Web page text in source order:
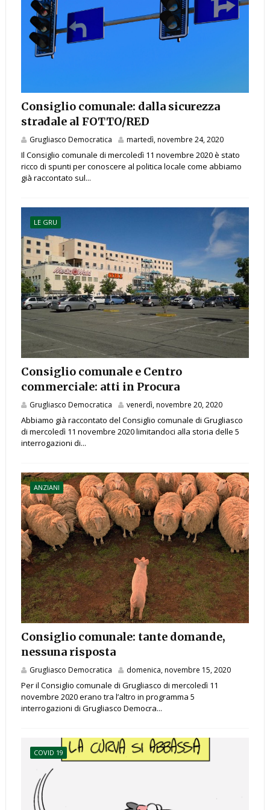
Consiglio comunale: dalla sicurezza
stradale al FOTTO/RED
Grugliasco Democratica martedì, novembre 24, 2020
Il Consiglio comunale di mercoledì 11 novembre 2020 è stato
ricco di spunti per conoscere al politica locale come abbiamo
già raccontato sul...
LE GRU
Consiglio comunale e Centro
commerciale: atti in Procura
Grugliasco Democratica venerdì, novembre 20, 2020
Abbiamo già raccontato del Consiglio comunale di Grugliasco
di mercoledì 11 novembre 2020 limitandoci alla storia delle 5
interrogazioni di...
ANZIANI
Consiglio comunale: tante domande,
nessuna risposta
Grugliasco Democratica domenica, novembre 15, 2020
Per il Consiglio comunale di Grugliasco di mercoledì 11
novembre 2020 erano tra l’altro in programma 5
interrogazioni di Grugliasco Democra...
COVID 19